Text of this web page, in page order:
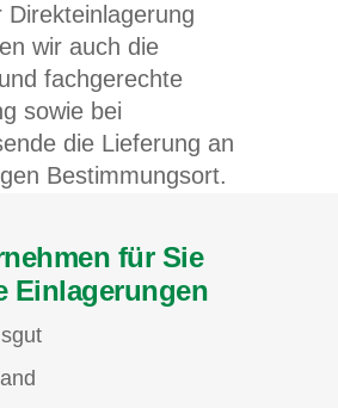
Direkteinlagerung
wir auch die
fachgerechte
sowie bei
die Lieferung an
Bestimmungsort.
für Sie
Einlagerungen